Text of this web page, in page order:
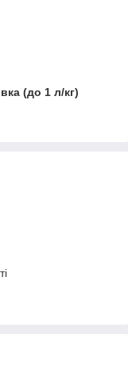
(до 1 л/кг)